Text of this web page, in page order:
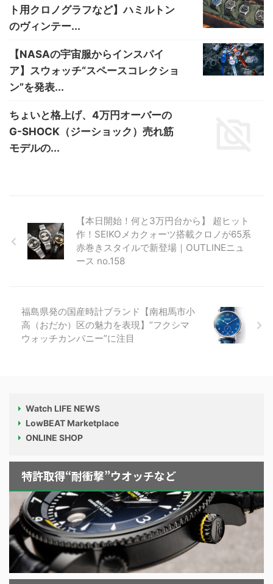
ト用クロノグラフなど】ハミルトン
のヴィンテー...
【NASAの宇宙服からインスパイ
ア】スウォッチ“スペースコレクショ
ン”を発表...
ちょいと格上げ、4万円オーバーの
G-SHOCK（ジーショック）売れ筋
モデルの...
【本日開始！何と3万円台から】 超ヒット
作！SEIKOメカクォーツ搭載クロノが65系
赤巻きスタイルで新登場｜OUTLINEニュ
ース no.158
福島県発の国産時計ブランド【南相馬市小
高（おだか）区の魅力を表現】“フクシマ
ウォッチカンパニー”に注目
Watch LIFE NEWS
LowBEAT Marketplace
ONLINE SHOP
特許取得“耐衝撃”ウオッチなど